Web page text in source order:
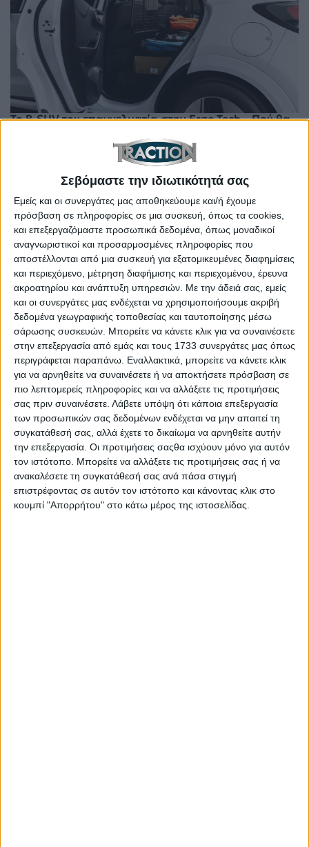
Σεβόμαστε την ιδιωτικότητά σας
Εμείς και οι συνεργάτες μας αποθηκεύουμε και/ή έχουμε
πρόσβαση σε πληροφορίες σε μια συσκευή, όπως τα cookies,
και επεξεργαζόμαστε προσωπικά δεδομένα, όπως μοναδικοί
αναγνωριστικοί και προσαρμοσμένες πληροφορίες που
αποστέλλονται από μια συσκευή για εξατομικευμένες διαφημίσεις
και περιεχόμενο, μέτρηση διαφήμισης και περιεχομένου, έρευνα
ακροατηρίου και ανάπτυξη υπηρεσιών. Με την άδειά σας, εμείς
και οι συνεργάτες μας ενδέχεται να χρησιμοποιήσουμε ακριβή
δεδομένα γεωγραφικής τοποθεσίας και ταυτοποίησης μέσω
σάρωσης συσκευών. Μπορείτε να κάνετε κλικ για να συναινέσετε
στην επεξεργασία από εμάς και τους 1733 συνεργάτες μας όπως
περιγράφεται παραπάνω. Εναλλακτικά, μπορείτε να κάνετε κλικ
για να αρνηθείτε να συναινέσετε ή να αποκτήσετε πρόσβαση σε
πιο λεπτομερείς πληροφορίες και να αλλάξετε τις προτιμήσεις
σας πριν συναινέσετε. Λάβετε υπόψη ότι κάποια επεξεργασία
των προσωπικών σας δεδομένων ενδέχεται να μην απαιτεί τη
συγκατάθεσή σας, αλλά έχετε το δικαίωμα να αρνηθείτε αυτήν
την επεξεργασία. Οι προτιμήσεις σαςθα ισχύουν μόνο για αυτόν
τον ιστότοπο. Μπορείτε να αλλάξετε τις προτιμήσεις σας ή να
ανακαλέσετε τη συγκατάθεσή σας ανά πάσα στιγμή
επιστρέφοντας σε αυτόν τον ιστότοπο και κάνοντας κλικ στο
κουμπί "Απορρήτου" στο κάτω μέρος της ιστοσελίδας.
Το B-SUV του επαγγελματία στην Ergo.Tech – Πού θα
To επαγγελματικό B-SUV με ένα κυβικό μέτρο χώρου –
Στα 24.660 ευρώ